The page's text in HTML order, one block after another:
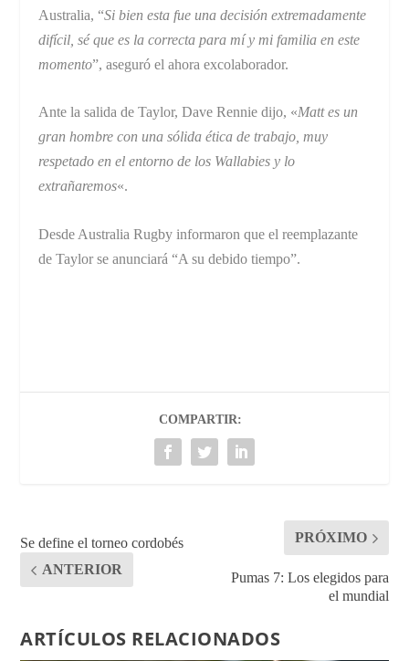
Australia, “Si bien esta fue una decisión extremadamente
difícil, sé que es la correcta para mí y mi familia en este
momento”, aseguró el ahora excolaborador.
Ante la salida de Taylor, Dave Rennie dijo, «Matt es un
gran hombre con una sólida ética de trabajo, muy
respetado en el entorno de los Wallabies y lo
extrañaremos«.
Desde Australia Rugby informaron que el reemplazante
de Taylor se anunciará “A su debido tiempo”.
COMPARTIR:
Se define el torneo cordobés
ANTERIOR
PRÓXIMO
Pumas 7: Los elegidos para
el mundial
ARTÍCULOS RELACIONADOS